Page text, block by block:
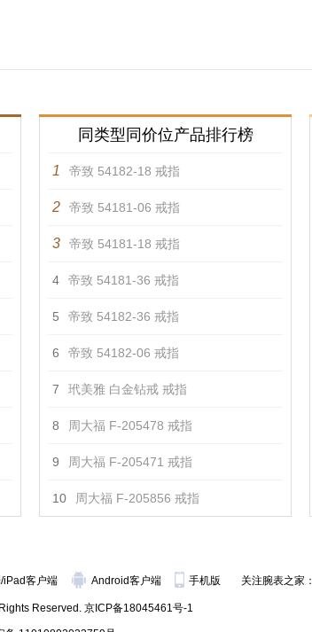
同类型同价位产品排行榜
1 帝致 54182-18 戒指
2 帝致 54181-06 戒指
3 帝致 54181-18 戒指
4 帝致 54181-36 戒指
5 帝致 54182-36 戒指
6 帝致 54182-06 戒指
7 玳美雅 白金钻戒 戒指
8 周大福 F-205478 戒指
9 周大福 F-205471 戒指
10 周大福 F-205856 戒指
/iPad客户端 Android客户端 手机版 关注腕表之家：
Reserved. 京ICP备18045461号-1